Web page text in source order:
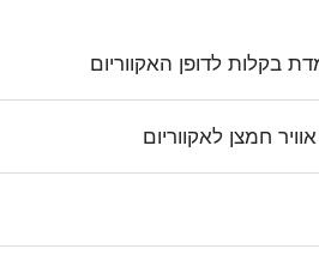
בקלות לדופן האקווריום
חמצן לאקווריום